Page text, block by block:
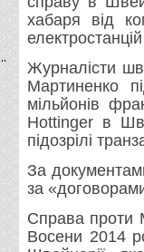
хабаря від
Журналісти
Мартиненко
мільйонів
Hottinger в
підозрілі
За
за
Справа проти
Восени 2014